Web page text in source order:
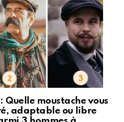
Quelle moustache vous
adaptable ou libre